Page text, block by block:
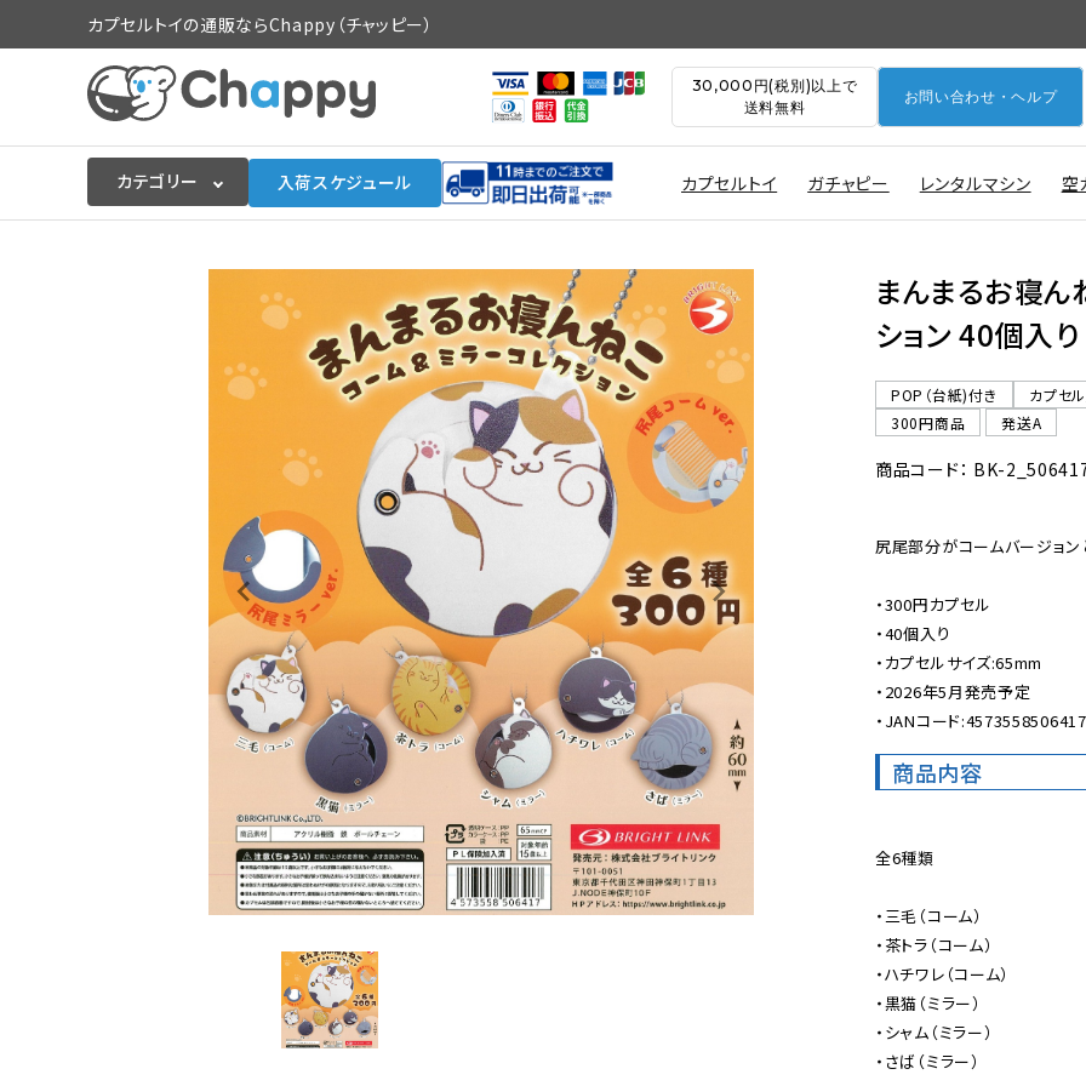
カプセルトイの通販ならChappy（チャッピー）
30,000円(税別)以上で
送料無料
お問い合わせ・ヘルプ
カテゴリー 入荷スケジュール カプセルトイ ガチャピー レンタルマシン 空
入荷スケジュールをチェック
カプセルトイマシン本体
販促用カプセルトイ
よくあるご質問
ご利用ガイド
06-6282-7659
まんまるお寝ん
ション 40個入
POP（台紙)付き
カプセ
300円商品
発送A
商品コード： BK-
尻尾部分がコームバージョン
・300円カプセル
・40個入り
・カプセルサイズ:65mm
・2026年5月発売予定
・JANコード:4573558506417
商品内容
全6種類
・三毛（コーム）
・茶トラ（コーム）
・ハチワレ（コーム）
・黒猫（ミラー）
・シャム（ミラー）
・さば（ミラー）